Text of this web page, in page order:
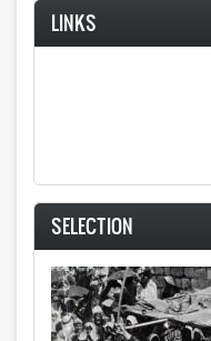
LINKS
SELECTION